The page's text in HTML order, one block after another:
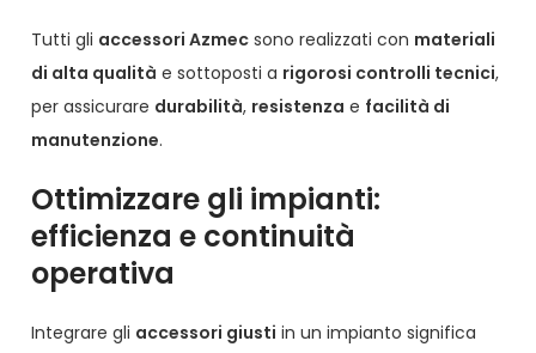
Tutti gli accessori Azmec sono realizzati con materiali
di alta qualità e sottoposti a rigorosi controlli tecnici,
per assicurare durabilità, resistenza e facilità di
manutenzione.
Ottimizzare gli impianti:
efficienza e continuità
operativa
Integrare gli accessori giusti in un impianto significa